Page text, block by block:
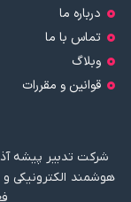
درباره ما
تماس با ما
وبلاگ
قوانین و مقررات
شرکت تدبیر پیشه
هوشمند الکترونیکی و